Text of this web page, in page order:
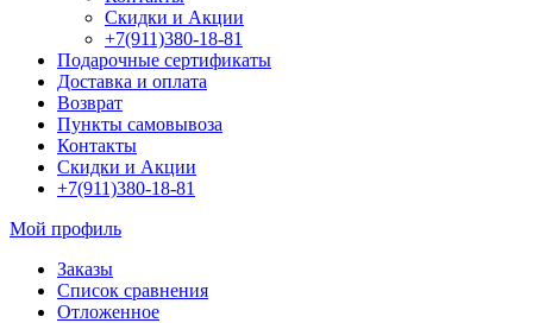
Скидки и Акции
+7(911)380-18-81
Подарочные сертификаты
Доставка и оплата
Возврат
Пункты самовывоза
Контакты
Скидки и Акции
+7(911)380-18-81
Мой профиль
Заказы
Список сравнения
Отложенное